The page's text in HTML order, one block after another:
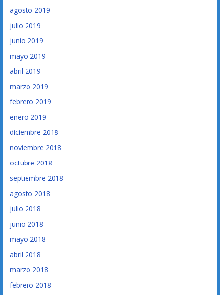
agosto 2019
julio 2019
junio 2019
mayo 2019
abril 2019
marzo 2019
febrero 2019
enero 2019
diciembre 2018
noviembre 2018
octubre 2018
septiembre 2018
agosto 2018
julio 2018
junio 2018
mayo 2018
abril 2018
marzo 2018
febrero 2018